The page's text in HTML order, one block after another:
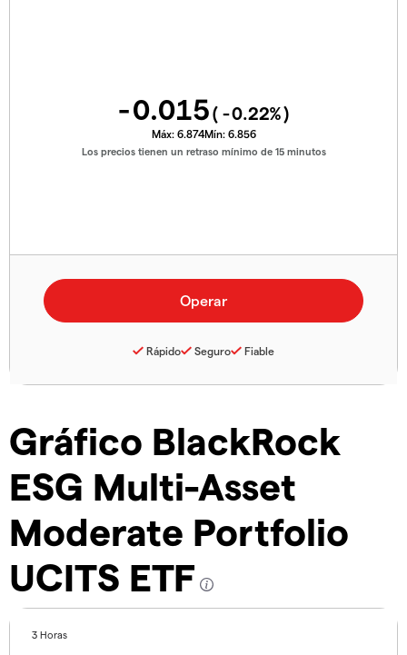
Gráfico BlackRock
ESG Multi-Asset
Moderate Portfolio
UCITS ETF
3 Horas
-0.015( -0.22%)
Máx: 6.874Mín: 6.856
Los precios tienen un retraso mínimo de 15 minutos
Rápido Seguro Fiable